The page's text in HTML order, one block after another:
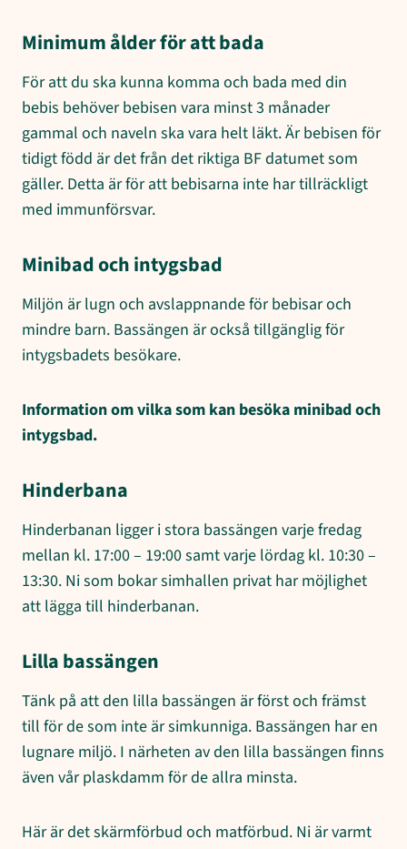
Minimum ålder för att bada
För att du ska kunna komma och bada med din
bebis behöver bebisen vara minst 3 månader
gammal och naveln ska vara helt läkt. Är bebisen för
tidigt född är det från det riktiga BF datumet som
gäller. Detta är för att bebisarna inte har tillräckligt
med immunförsvar.
Minibad och intygsbad
Miljön är lugn och avslappnande för bebisar och
mindre barn. Bassängen är också tillgänglig för
intygsbadets besökare.
Information om vilka som kan besöka minibad och
intygsbad.
Hinderbana
Hinderbanan ligger i stora bassängen varje fredag
mellan kl. 17:00 – 19:00 samt varje lördag kl. 10:30 –
13:30. Ni som bokar simhallen privat har möjlighet
att lägga till hinderbanan.
Lilla bassängen
Tänk på att den lilla bassängen är först och främst
till för de som inte är simkunniga. Bassängen har en
lugnare miljö. I närheten av den lilla bassängen finns
även vår plaskdamm för de allra minsta.
Här är det skärmförbud och matförbud. Ni är varmt